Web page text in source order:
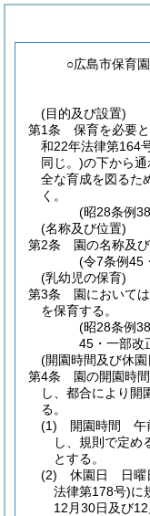
○広島市保育
(目的及び設置)
第1条
保育を必要
和22年法律第164
同じ。)の下から
全な育成を図るた
く。
(昭28条例
(名称及び位置)
第2条
園の名称及び
(令7条例45
(乳幼児の保育)
第3条
園においては
を保育する。
(昭28条例
45・一部改
(開園時間及び休園
第4条
園の開園時
し、都合により開
る。
(1)
開園時間 午
し、規則で定め
とする。
(2)
休園日 日曜
法律第178号)に
12月30日及び12